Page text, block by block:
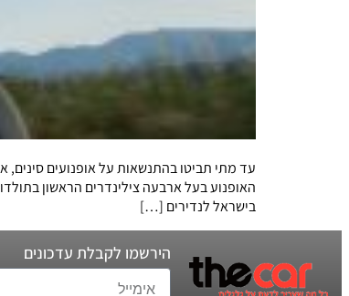
האופנוע בעל ארבעה צילינדרים הראשון
בישראל לנדירים […]
הירשמו לקבלת עדכונים